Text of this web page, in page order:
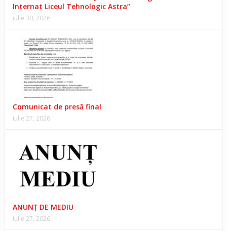
Internat Liceul Tehnologic Astra”
iulie 30, 2026
Comunicat de presă final
iulie 27, 2026
ANUNŢ DE MEDIU
iulie 27, 2026